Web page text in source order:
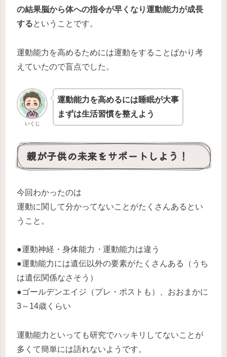
の結果脳から体への指令が早くなり運動能力が成長
するということです。
運動能力を高めるためには運動をすることばかり考
えていたので盲点でした。
いくじ
運動能力を高めるには睡眠が大事
まずは生活習慣を整えよう
親が子供の未来をサポートしよう！
今回わかったのは
運動に関して分かってないことがたくさんあるとい
うこと。
●運動神経・身体能力 ・ 運動能力は違う
●運動能力には遺伝以外の要素がたくさんある（うち
は遺伝関係なさそう）
●ゴールデンエイジ（プレ・ポストも）、おおまかに
3～14歳くらい
運動能力といっても研究でハッキリしてないことが
多くて簡単には語れないようです。